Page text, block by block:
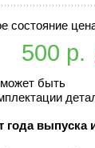
состояние
500 р.
быть
года выпуска